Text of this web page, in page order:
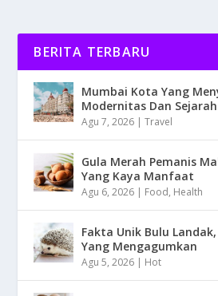
BERITA TERBARU
Mumbai Kota Yang
Modernitas Dan Sejarah
Agu 7, 2026 |Travel
Gula Merah Pemanis
Yang Kaya Manfaat
Agu 6, 2026 | Food, Health
Fakta Unik Bulu
Yang Mengagumkan
Agu 5, 2026 | Hot